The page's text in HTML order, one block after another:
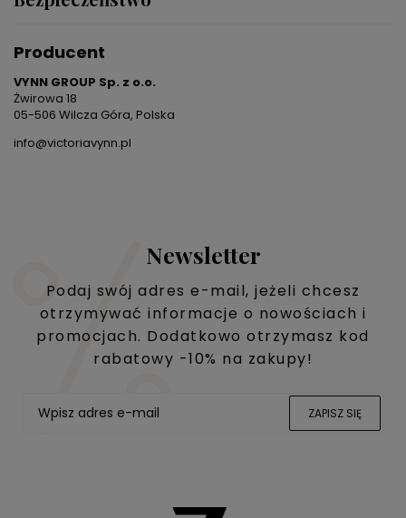
Producent
VYNN GROUP Sp. z o.o.
Żwirowa 18
05-506 Wilcza Góra, Polska
info@victoriavynn.pl
Newsletter
Podaj swój adres e-mail, jeżeli chcesz
otrzymywać informacje o nowościach i
promocjach. Dodatkowo otrzymasz kod
rabatowy -10% na zakupy!
ZAPISZ SIĘ